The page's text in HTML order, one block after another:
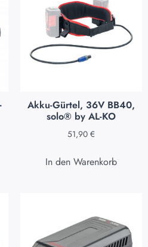
Akku-Gürtel, 36V BB40,
solo® by AL-KO
51,90 €
In den Warenkorb